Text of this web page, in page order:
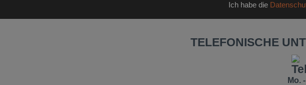
Ich habe die
TELEFONISCHE
Mo.